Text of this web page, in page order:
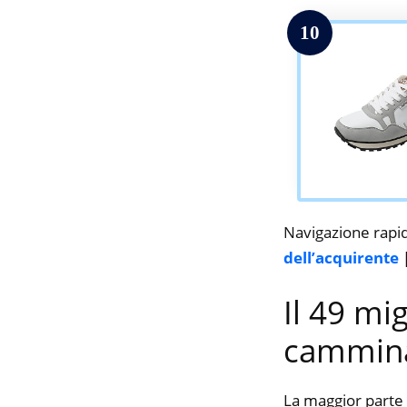
10
Navigazione
dell’acquirente
Il 49
La maggior